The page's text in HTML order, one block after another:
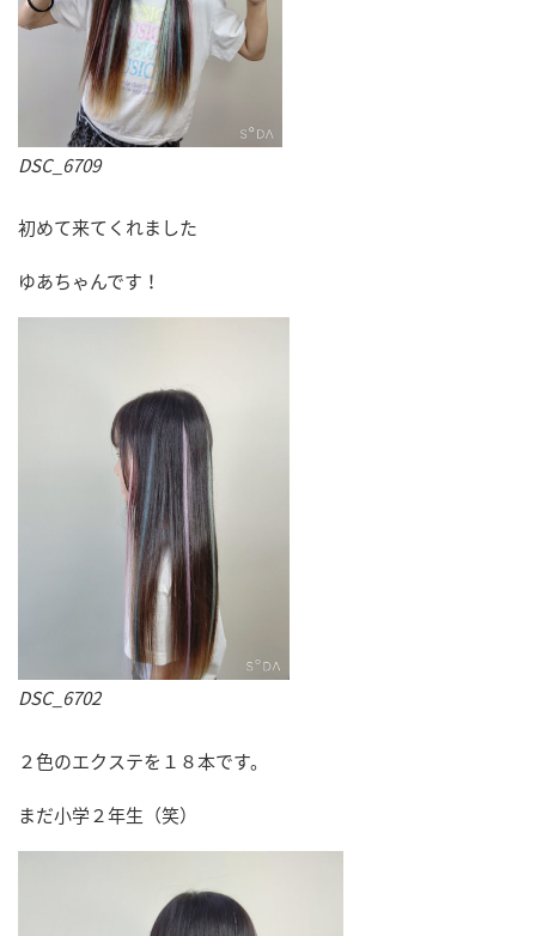
DSC_6709
初めて来てくれました
ゆあちゃんです！
DSC_6702
２色のエクステを１８本です。
まだ小学２年生（笑）